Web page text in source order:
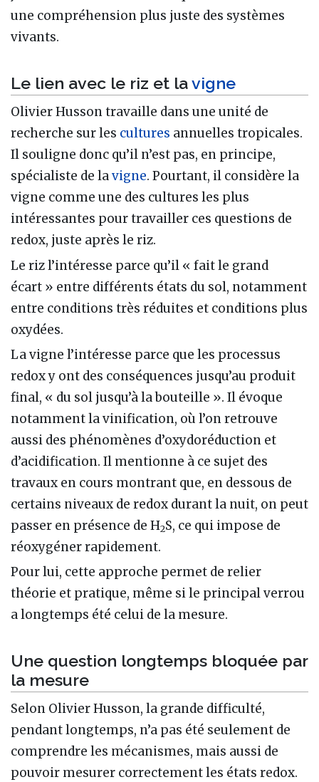
une compréhension plus juste des systèmes
vivants.
Le lien avec le riz et lavigne
Olivier Husson travaille dans une unité de
recherche sur les cultures annuelles tropicales.
Il souligne donc qu’il n’est pas, en principe,
spécialiste de lavigne. Pourtant, il considère la
vigne comme une des cultures les plus
intéressantes pour travailler ces questions de
redox, juste après le riz.
Le riz l’intéresse parce qu’il « fait le grand
écart » entre différents états du sol, notamment
entre conditions très réduites et conditions plus
oxydées.
La vigne l’intéresse parce que les processus
redox y ont des conséquences jusqu’au produit
final, « du sol jusqu’à la bouteille ». Il évoque
notamment la vinification, où l’on retrouve
aussi des phénomènes d’oxydoréduction et
d’acidification. Il mentionne à ce sujet des
travaux en cours montrant que, en dessous de
certains niveaux de redox durant la nuit, on peut
passer en présence de H2S, ce qui impose de
réoxygéner rapidement.
Pour lui, cette approche permet de relier
théorie et pratique, même si le principal verrou
a longtemps été celui de la mesure.
Une question longtemps bloquée par
la mesure
Selon Olivier Husson, la grande difficulté,
pendant longtemps, n’a pas été seulement de
comprendre les mécanismes, mais aussi de
pouvoir mesurer correctement les états redox.